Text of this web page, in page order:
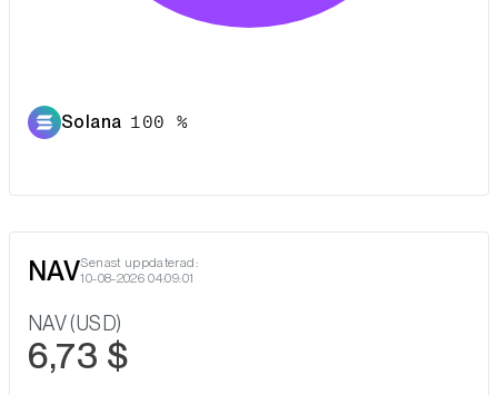
Solana 100 %
NAVSenast uppdaterad:
10-08-2026 04:09:01
NAV (USD)
6,73 $